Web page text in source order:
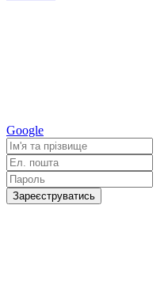
Google
Зареєструватись